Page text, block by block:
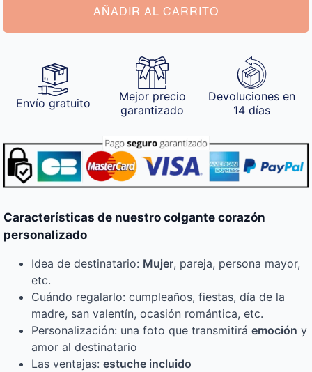
AÑADIR AL CARRITO
Envío gratuito
Mejor precio
garantizado
Devoluciones en
14 días
Características de nuestro colgante corazón
personalizado
Idea de destinatario: Mujer, pareja, persona mayor,
etc.
Cuándo regalarlo: cumpleaños, fiestas, día de la
madre, san valentín, ocasión romántica, etc.
Personalización: una foto que transmitirá emoción y
amor al destinatario
Las ventajas: estuche incluido